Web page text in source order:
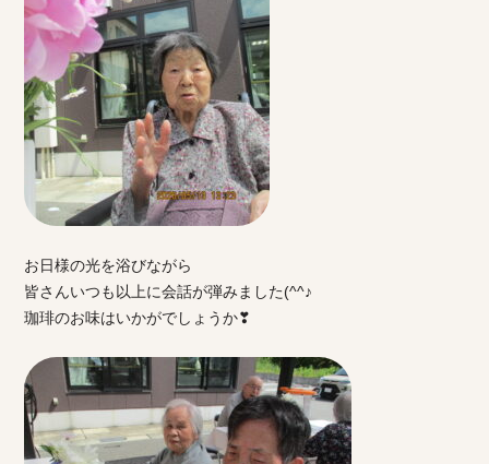
お日様の光を浴びながら
皆さんいつも以上に会話が弾みました(^^♪
珈琲のお味はいかがでしょうか❣